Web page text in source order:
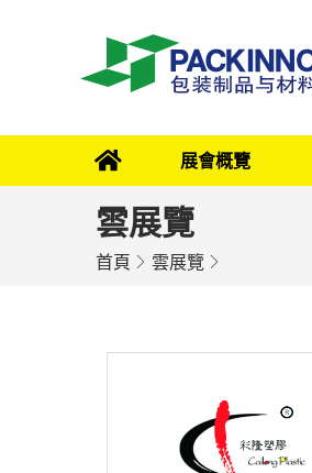
展會概覽
雲展覽
首頁 雲展覽